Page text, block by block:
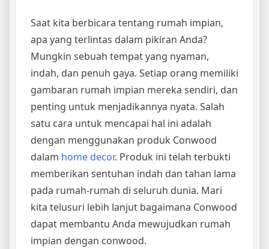
Saat kita berbicara tentang rumah impian,
apa yang terlintas dalam pikiran Anda?
Mungkin sebuah tempat yang nyaman,
indah, dan penuh gaya. Setiap orang memiliki
gambaran rumah impian mereka sendiri, dan
penting untuk menjadikannya nyata. Salah
satu cara untuk mencapai hal ini adalah
dengan menggunakan produk Conwood
dalam home decor. Produk ini telah terbukti
memberikan sentuhan indah dan tahan lama
pada rumah-rumah di seluruh dunia. Mari
kita telusuri lebih lanjut bagaimana Conwood
dapat membantu Anda mewujudkan rumah
impian dengan conwood.